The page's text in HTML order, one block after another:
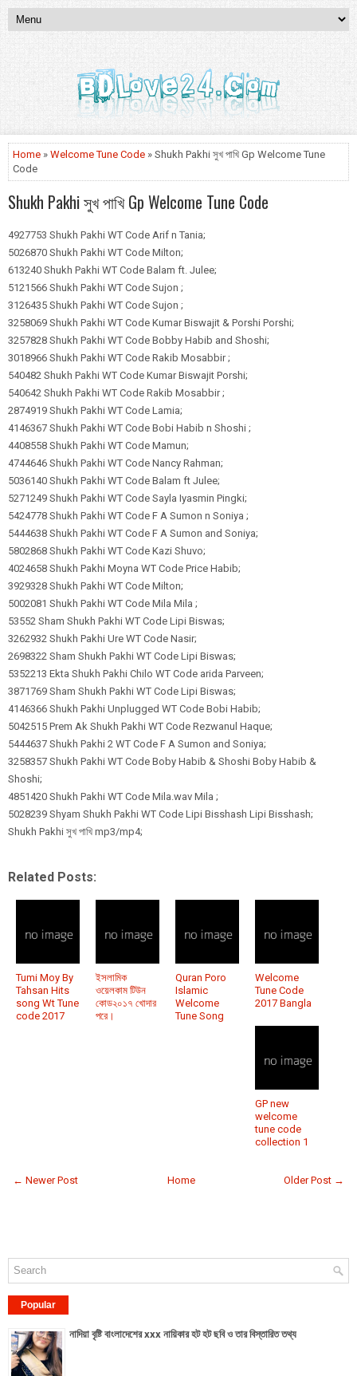
Home » Welcome Tune Code » Shukh Pakhi সুখ পাখি Gp Welcome Tune
Code
Shukh Pakhi সুখ পাখি Gp Welcome Tune Code
4927753 Shukh Pakhi WT Code Arif n Tania;
5026870 Shukh Pakhi WT Code Milton;
613240 Shukh Pakhi WT Code Balam ft. Julee;
5121566 Shukh Pakhi WT Code Sujon ;
3126435 Shukh Pakhi WT Code Sujon ;
3258069 Shukh Pakhi WT Code Kumar Biswajit & Porshi Porshi;
3257828 Shukh Pakhi WT Code Bobby Habib and Shoshi;
3018966 Shukh Pakhi WT Code Rakib Mosabbir ;
540482 Shukh Pakhi WT Code Kumar Biswajit Porshi;
540642 Shukh Pakhi WT Code Rakib Mosabbir ;
2874919 Shukh Pakhi WT Code Lamia;
4146367 Shukh Pakhi WT Code Bobi Habib n Shoshi ;
4408558 Shukh Pakhi WT Code Mamun;
4744646 Shukh Pakhi WT Code Nancy Rahman;
5036140 Shukh Pakhi WT Code Balam ft Julee;
5271249 Shukh Pakhi WT Code Sayla Iyasmin Pingki;
5424778 Shukh Pakhi WT Code F A Sumon n Soniya ;
5444638 Shukh Pakhi WT Code F A Sumon and Soniya;
5802868 Shukh Pakhi WT Code Kazi Shuvo;
4024658 Shukh Pakhi Moyna WT Code Price Habib;
3929328 Shukh Pakhi WT Code Milton;
5002081 Shukh Pakhi WT Code Mila Mila ;
53552 Sham Shukh Pakhi WT Code Lipi Biswas;
3262932 Shukh Pakhi Ure WT Code Nasir;
2698322 Sham Shukh Pakhi WT Code Lipi Biswas;
5352213 Ekta Shukh Pakhi Chilo WT Code arida Parveen;
3871769 Sham Shukh Pakhi WT Code Lipi Biswas;
4146366 Shukh Pakhi Unplugged WT Code Bobi Habib;
5042515 Prem Ak Shukh Pakhi WT Code Rezwanul Haque;
5444637 Shukh Pakhi 2 WT Code F A Sumon and Soniya;
3258357 Shukh Pakhi WT Code Boby Habib & Shoshi Boby Habib &
Shoshi;
4851420 Shukh Pakhi WT Code Mila.wav Mila ;
5028239 Shyam Shukh Pakhi WT Code Lipi Bisshash Lipi Bisshash;
Shukh Pakhi সুখ পাখি mp3/mp4;
Related Posts:
Tumi Moy By
Tahsan Hits
song Wt Tune
code 2017
ইসলামিক
ওয়েলকাম টিউন
কোড২০১৭ খোদার
পরে।
Quran Poro
Islamic
Welcome
Tune Song
Welcome
Tune Code
2017 Bangla
GP new
welcome
tune code
collection 1
← Newer Post Older Post →
Home
Popular
নাদিয়া বৃষ্টি বাংলাদেশের xxx নায়িকার হট হট ছবি ও তার বিস্তারিত তথ্য